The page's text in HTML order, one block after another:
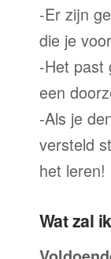
-Er zijn
die je
-Het past
een
-Als je
versteld
het leren!
Wat zal